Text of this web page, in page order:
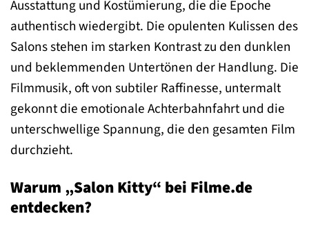
Ausstattung und Kostümierung, die die Epoche
authentisch wiedergibt. Die opulenten Kulissen des
Salons stehen im starken Kontrast zu den dunklen
und beklemmenden Untertönen der Handlung. Die
Filmmusik, oft von subtiler Raffinesse, untermalt
gekonnt die emotionale Achterbahnfahrt und die
unterschwellige Spannung, die den gesamten Film
durchzieht.
Warum „Salon Kitty“ bei Filme.de
entdecken?